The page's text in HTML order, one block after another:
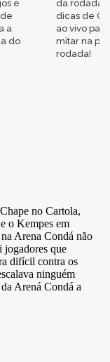
e
a
do
da rodada,
dicas de
ao vivo
mitar na
rodada!